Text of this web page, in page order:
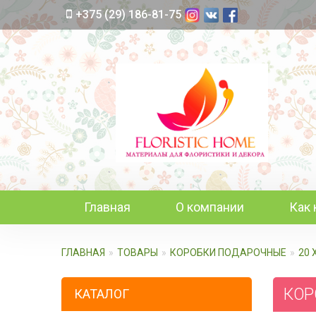
+375 (29) 186-81-75
Главная О компании Как
ГЛАВНАЯ ТОВАРЫ КОРОБКИ ПОДАРОЧНЫЕ 20
КАТАЛОГ